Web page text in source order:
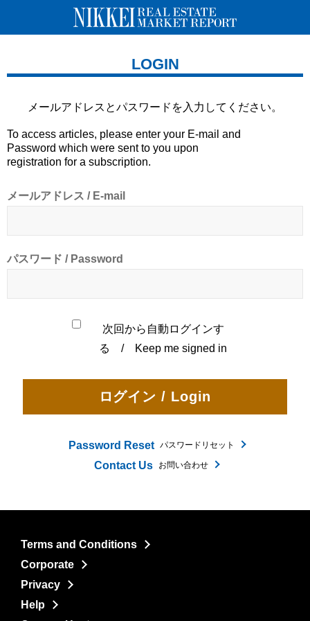
LOGIN
メールアドレスとパスワードを 入力してください。
To access articles, please enter your E-mail and
Password which were sent to you upon
registration for a subscription.
メールアドレス / E-mail
パスワード / Password
次回から自動ログインす
る / Keep me signed in
Password Reset パスワードリセット
Contact Us お問い合わせ
Terms and Conditions
Corporate
Privacy
Help